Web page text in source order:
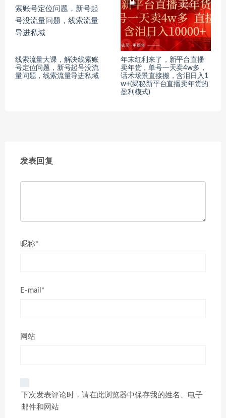
线索流量大课，解决线索账
号定位问题，新号起号没流
量问题，线索流量导进私域
年末红利来了，新平台直播
卖年货，单号一天卖4w多，
话术场景直接搬，含泪日入1
w+(揭秘新平台直播卖年货的
盈利模式)
发表回复
昵称*
E-mail*
网站
下次发表评论时，请在此浏览器中保存我的姓名、电子
邮件和网站